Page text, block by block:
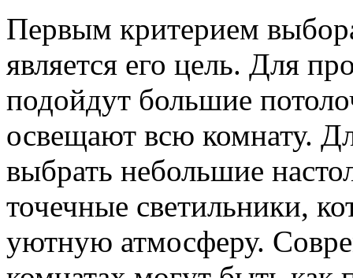
Первым критерием
является его цель. Для
подойдут большие
освещают всю комнату.
выбрать небольшие
точечные светильники,
уютную атмосферу.